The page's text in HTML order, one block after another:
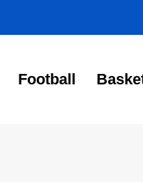
Football